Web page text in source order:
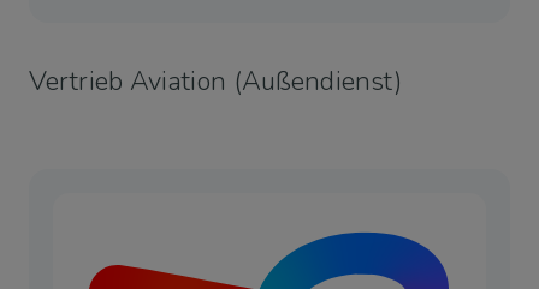
Vertrieb Aviation (Außendienst)